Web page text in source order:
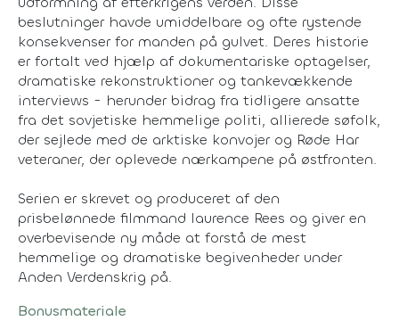
beslutninger havde umiddelbare og ofte rystende
konsekvenser for manden på gulvet. Deres historie
er fortalt ved hjælp af dokumentariske optagelser,
dramatiske rekonstruktioner og tankevækkende
interviews - herunder bidrag fra tidligere ansatte
fra det sovjetiske hemmelige politi, allierede søfolk,
der sejlede med de arktiske konvojer og Røde Har
veteraner, der oplevede nærkampene på østfronten.
Serien er skrevet og produceret af den
prisbelønnede filmmand laurence Rees og giver en
overbevisende ny måde at forstå de mest
hemmelige og dramatiske begivenheder under
Anden Verdenskrig på.
Bonusmateriale